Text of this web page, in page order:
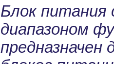
Блок питания
диапазоном
предназначен